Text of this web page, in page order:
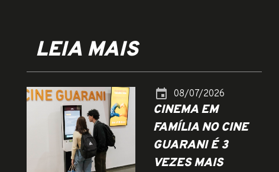
LEIA MAIS
event 08/07/2026
CINEMA EM
FAMÍLIA NO CINE
GUARANI É 3
VEZES MAIS